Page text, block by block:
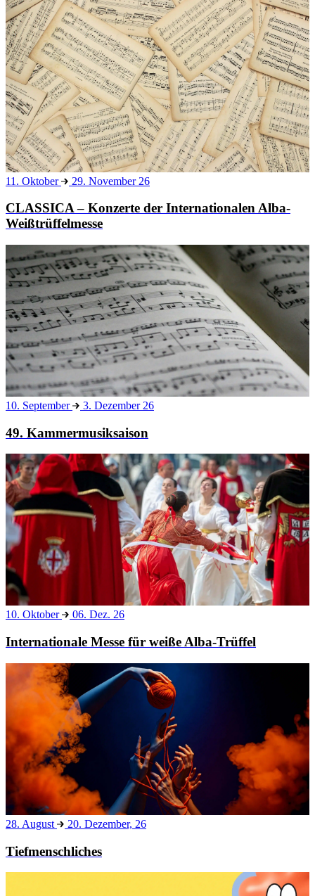
11. Oktober 29. November 26
CLASSICA – Konzerte der Internationalen Alba-
Weißtrüffelmesse
10. September 3. Dezember 26
49. Kammermusiksaison
10. Oktober 06. Dez. 26
Internationale Messe für weiße Alba-Trüffel
28. August 20. Dezember, 26
Tiefmenschliches